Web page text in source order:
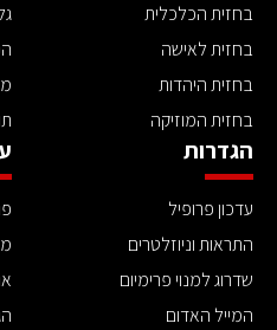
בחזית הכלכלית
בחזית לאישה
בחזית היהדות
בחזית המוזיקה
הגדרות
עדכון פרופיל
התראות וניוזלטרים
שדרוג למנוי פרימיום
המייל האדום